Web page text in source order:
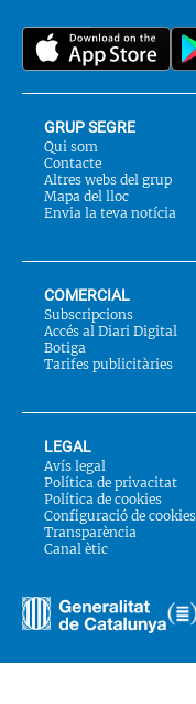
GRUP SEGRE
Qui som
Contacte
Altres webs del grup
Mapa del lloc
Envia la teva notícia
COMERCIAL
Subscripcions
Accés al Diari Digital
Botiga
Tarifes publicitàries
LEGAL
Avís legal
Política de privacitat
Política de cookies
Configuració de cookies
Transparència
Canal ètic